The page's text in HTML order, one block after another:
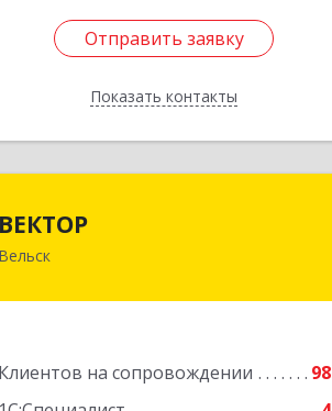
Отправить заявку
Показать контакты
Отправить заявку
Назад
ВЕКТОР
Вельск
Клиентов на сопровождении
98
165150, Архангельская обл, Вельский
Подробнее